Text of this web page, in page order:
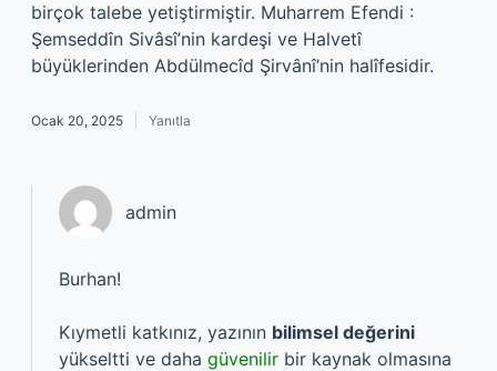
birçok talebe yetiştirmiştir. Muharrem Efendi :
Şemseddîn Sivâsî’nin kardeşi ve Halvetî
büyüklerinden Abdülmecîd Şirvânî’nin halîfesidir.
Ocak 20, 2025 Yanıtla
admin
Burhan!
Kıymetli katkınız, yazının bilimsel değerini
yükseltti ve daha güvenilir bir kaynak olmasına